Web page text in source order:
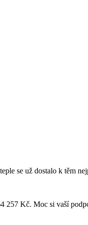
se už dostalo k těm
257 Kč. Moc si vaší